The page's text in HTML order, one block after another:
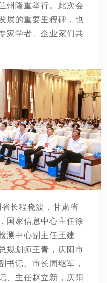
州隆重举行。此次会
展的重要里程碑，也
家学者、企业家们共
长程晓波，甘肃省
国家信息中心主任徐
测中心副主任王建
规划师王青，庆阳市
书记、市长周继军，
、主任赵立新，庆阳